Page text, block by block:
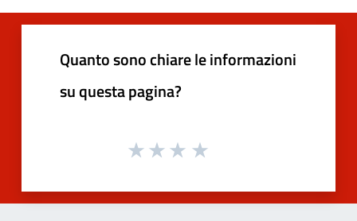
Quanto sono chiare le informazioni
su questa pagina?